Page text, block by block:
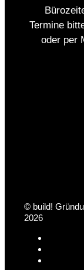
Termine
oder per
© build!
2026